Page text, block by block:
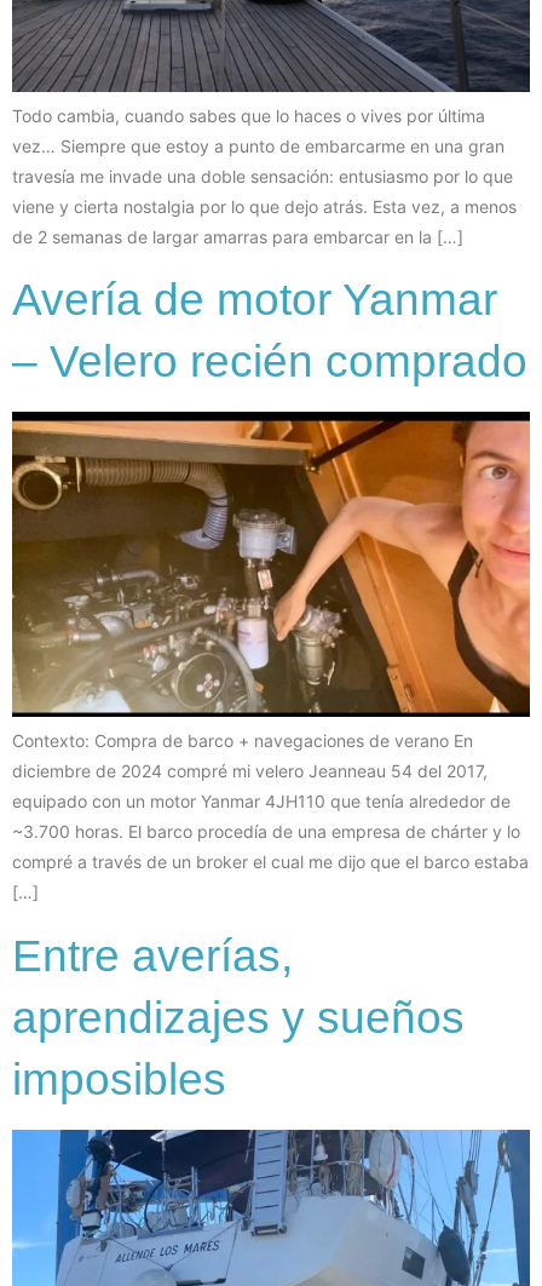
Todo cambia, cuando sabes que lo haces o vives por última
vez… Siempre que estoy a punto de embarcarme en una gran
travesía me invade una doble sensación: entusiasmo por lo que
viene y cierta nostalgia por lo que dejo atrás. Esta vez, a menos
de 2 semanas de largar amarras para embarcar en la […]
Avería de motor Yanmar
– Velero recién comprado
Contexto: Compra de barco + navegaciones de verano En
diciembre de 2024 compré mi velero Jeanneau 54 del 2017,
equipado con un motor Yanmar 4JH110 que tenía alrededor de
~3.700 horas. El barco procedía de una empresa de chárter y lo
compré a través de un broker el cual me dijo que el barco estaba
[…]
Entre averías,
aprendizajes y sueños
imposibles